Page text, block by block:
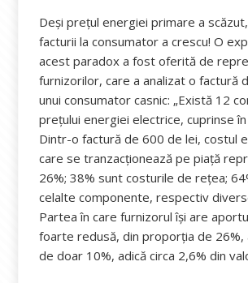
Deși prețul energiei primare a
facturii la consumator a crescu! O
acest paradox a fost oferită de
furnizorilor, care a analizat o factură
unui consumator casnic: „Există 12
prețului energiei electrice, cuprinse
Dintr-o factură de 600 de lei, costul
care se tranzacționează pe piață
26%; 38% sunt costurile de rețea;
celalte componente, respectiv
Partea în care furnizorul își are
foarte redusă, din proporția de 26%,
de doar 10%, adică circa 2,6% din